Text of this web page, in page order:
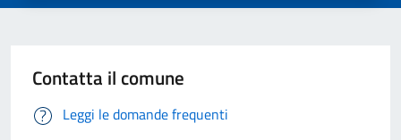
Contatta il comune
Leggi le domande frequenti